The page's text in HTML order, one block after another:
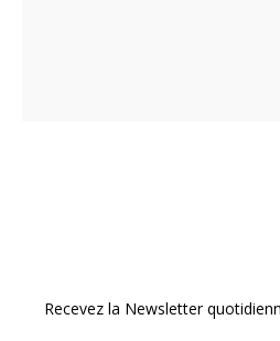
Recevez la Newsletter